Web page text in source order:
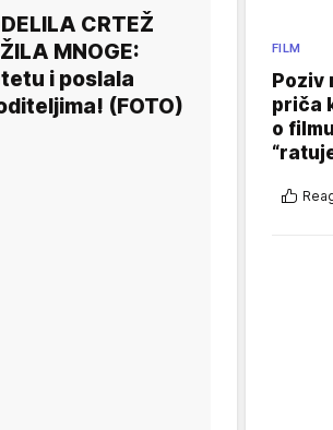
CRTEŽ
MNOGE:
i poslala
(FOTO)
FILM
Poziv
priča
o